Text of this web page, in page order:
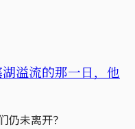
溢流的那一日，他
仍未离开？